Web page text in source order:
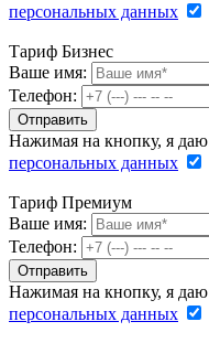
персональных данных
Тариф Бизнес
Ваше имя:
Телефон:
Нажимая на кнопку, я даю
персональных данных
Тариф Премиум
Ваше имя:
Телефон:
Нажимая на кнопку, я даю
персональных данных